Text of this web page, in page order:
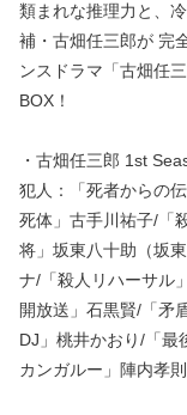
類まれな推理力と、
補・古畑任三郎が 完
ンスドラマ「古畑任
BOX！
・古畑任三郎 1st
犯人：「死者からの
死体」古手川祐子/「
将」坂東八十助（坂
ナ/「殺人リハーサル
開放送」石黒賢/「矛
DJ」桃井かおり/「最
カンガルー」陣内孝則